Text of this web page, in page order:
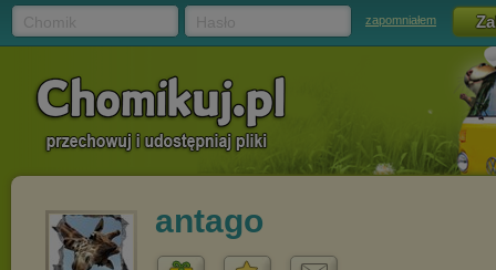
zapomniałem
antago